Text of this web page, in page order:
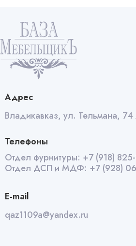
quantity
Адрес
Владикавказ, ул. Тельмана,
Телефоны
Отдел фурнитуры: +7 (918)
Отдел ДСП и МДФ: +7 (928)
E-mail
qaz1109a@yandex.ru